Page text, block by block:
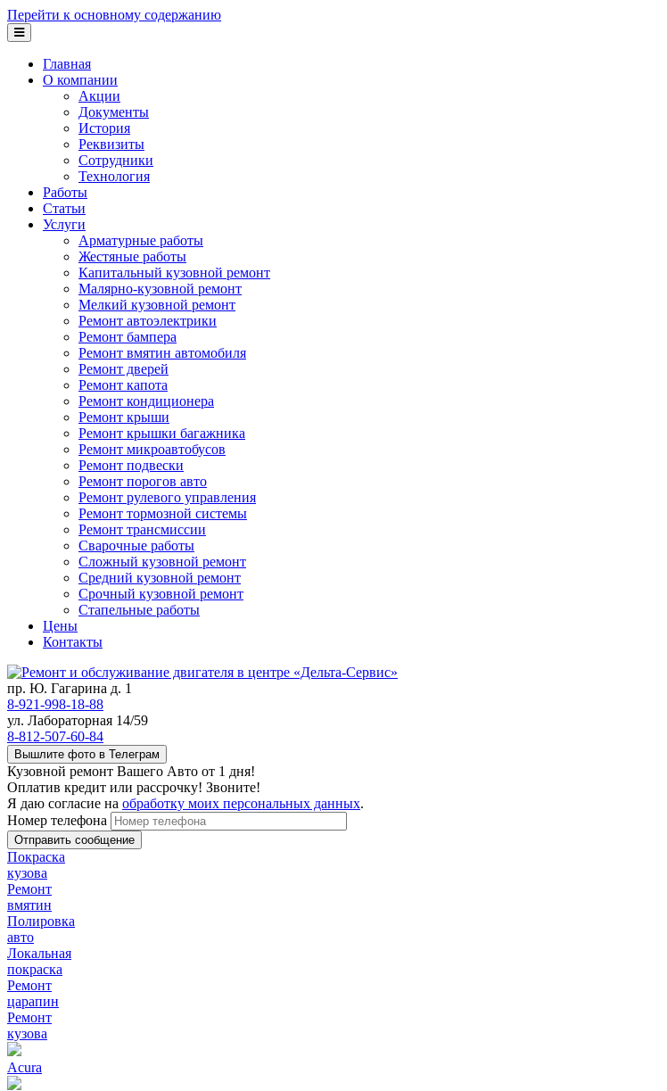
Перейти к основному содержанию
Главная
О компании
Акции
Документы
История
Реквизиты
Сотрудники
Технология
Работы
Статьи
Услуги
Арматурные работы
Жестяные работы
Капитальный кузовной ремонт
Малярно-кузовной ремонт
Мелкий кузовной ремонт
Ремонт автоэлектрики
Ремонт бампера
Ремонт вмятин автомобиля
Ремонт дверей
Ремонт капота
Ремонт кондиционера
Ремонт крыши
Ремонт крышки багажника
Ремонт микроавтобусов
Ремонт подвески
Ремонт порогов авто
Ремонт рулевого управления
Ремонт тормозной системы
Ремонт трансмиссии
Сварочные работы
Сложный кузовной ремонт
Средний кузовной ремонт
Срочный кузовной ремонт
Стапельные работы
Цены
Контакты
пр. Ю. Гагарина д. 1
8-921-998-18-88
ул. Лабораторная 14/59
8-812-507-60-84
Вышлите фото в Телеграм
Кузовной ремонт Вашего Авто от 1 дня!
Оплатив кредит или рассрочку! Звоните!
Я даю согласие на обработку моих персональных данных.
Номер телефона
Покраска
кузова
Ремонт
вмятин
Полировка
авто
Локальная
покраска
Ремонт
царапин
Ремонт
кузова
Acura